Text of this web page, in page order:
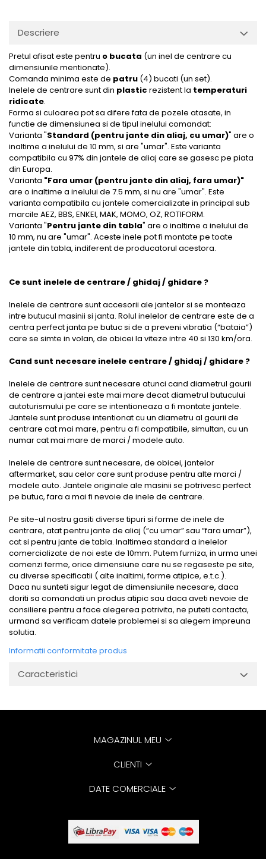
Descriere
Pretul afisat este pentru o bucata (un inel de centrare cu
dimensiunile mentionate).
Comanda minima este de patru (4) bucati (un set).
Inelele de centrare sunt din plastic rezistent la temperaturi
ridicate.
Forma si culoarea pot sa difere fata de pozele atasate, in
functie de dimensiunea si de tipul inelului comandat:
Varianta "Standard (pentru jante din aliaj, cu umar)" are o
inaltime a inelului de 10 mm, si are "umar". Este varianta
compatibila cu 97% din jantele de aliaj care se gasesc pe piata
din Europa.
Varianta "Fara umar (pentru jante din aliaj, fara umar)"
are o inaltime a inelului de 7.5 mm, si nu are "umar". Este
varianta compatibila cu jantele comercializate in principal sub
marcile AEZ, BBS, ENKEI, MAK, MOMO, OZ, ROTIFORM.
Varianta "Pentru jante din tabla" are o inaltime a inelului de
10 mm, nu are "umar". Aceste inele pot fi montate pe toate
jantele din tabla, indiferent de producatorul acestora.
Ce sunt inelele de centrare / ghidaj / ghidare ?
Inelele de centrare sunt accesorii ale jantelor si se monteaza
intre butucul masinii si janta. Rolul inelelor de centrare este de a
centra perfect janta pe butuc si de a preveni vibratia (“bataia”)
care se simte in volan, de obicei la viteze intre 40 si 130 km/ora.
Cand sunt necesare inelele centrare / ghidaj / ghidare ?
Inelele de centrare sunt necesare atunci cand diametrul gaurii
de centrare a jantei este mai mare decat diametrul butucului
autoturismului pe care se intentioneaza a fi montate jantele.
Jantele sunt produse intentionat cu un diametru al gaurii de
centrare cat mai mare, pentru a fi compatibile, simultan, cu un
numar cat mai mare de marci / modele auto.
Inelele de centrare sunt necesare, de obicei, jantelor
aftermarket, sau celor care sunt produse pentru alte marci /
modele auto. Jantele originale ale masinii se potrivesc perfect
pe butuc, fara a mai fi nevoie de inele de centrare.
Pe site-ul nostru gasiti diverse tipuri si forme de inele de
centrare, atat pentru jante de aliaj (“cu umar” sau “fara umar”),
cat si pentru jante de tabla. Inaltimea standard a inelelor
comercializate de noi este de 10mm. Putem furniza, in urma unei
comenzi ferme, orice dimensiune care nu se regaseste pe site,
cu diverse specificatii ( alte inaltimi, forme atipice, e.t.c.).
Daca nu sunteti sigur legat de dimensiunile necesare, daca
doriti sa comandati un produs atipic sau daca aveti nevoie de
consiliere pentru a face alegerea potrivita, ne puteti contacta,
urmand sa verificam datele problemei si sa alegem impreuna
solutia.
Informatii conformitate produs
Caracteristici
MAGAZINUL MEU
CLIENTI
DATE COMERCIALE